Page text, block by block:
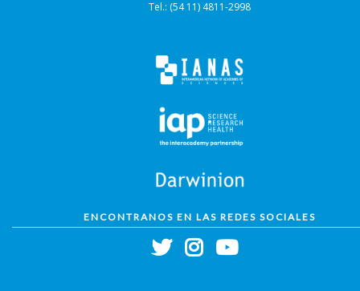
Tel.: (54 11) 4811-2998
ENCONTRANOS EN LAS REDES SOCIALES